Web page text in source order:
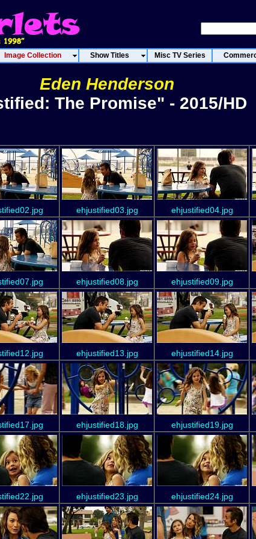
Image Collection Show Titles Misc TV Series
Eden Henderson
The Promise" - 2015/HD
ehjustified03.jpg ehjustified04.jpg
ehjustified08.jpg ehjustified09.jpg
ehjustified13.jpg ehjustified14.jpg
ehjustified18.jpg ehjustified19.jpg
ehjustified23.jpg ehjustified24.jpg